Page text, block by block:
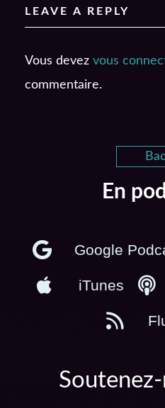
LEAVE A REPLY
Vous devez vous
commentaire.
En
Google
iTunes